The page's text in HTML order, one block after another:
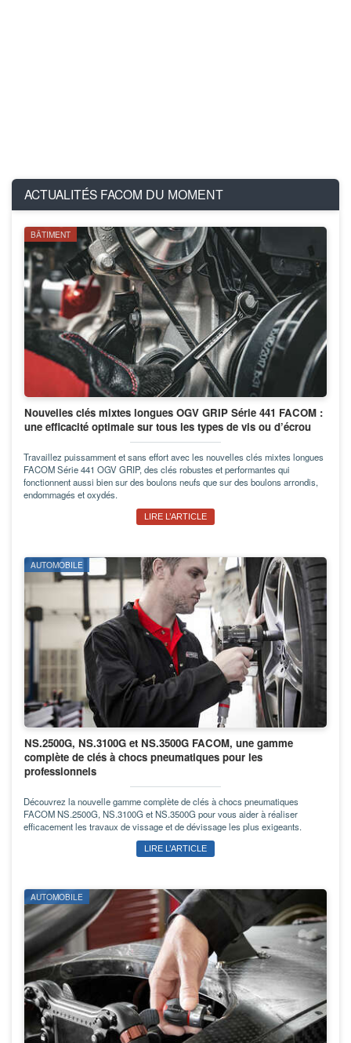
ACTUALITÉS FACOM DU MOMENT
BÂTIMENT
Nouvelles clés mixtes longues OGV GRIP Série 441 FACOM :
une efficacité optimale sur tous les types de vis ou d’écrou
Travaillez puissamment et sans effort avec les nouvelles clés mixtes longues
FACOM Série 441 OGV GRIP, des clés robustes et performantes qui
fonctionnent aussi bien sur des boulons neufs que sur des boulons arrondis,
endommagés et oxydés.
LIRE L’ARTICLE
AUTOMOBILE
NS.2500G, NS.3100G et NS.3500G FACOM, une gamme
complète de clés à chocs pneumatiques pour les
professionnels
Découvrez la nouvelle gamme complète de clés à chocs pneumatiques
FACOM NS.2500G, NS.3100G et NS.3500G pour vous aider à réaliser
efficacement les travaux de vissage et de dévissage les plus exigeants.
LIRE L’ARTICLE
AUTOMOBILE